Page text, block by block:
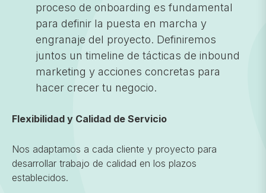
proceso de onboarding es fundamental
para definir la puesta en marcha y
engranaje del proyecto. Definiremos
juntos un timeline de tácticas de inbound
marketing y acciones concretas para
hacer crecer tu negocio.
Flexibilidad y Calidad de Servicio
Nos adaptamos a cada cliente y proyecto para
desarrollar trabajo de calidad en los plazos
establecidos.